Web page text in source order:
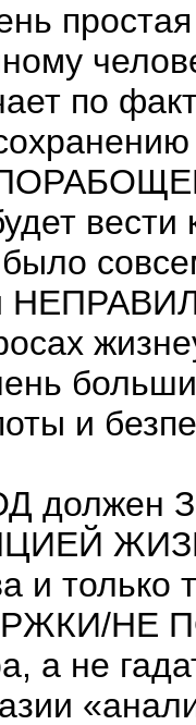
по
было
и
должен
и
НЕ
а не